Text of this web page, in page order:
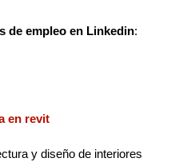
de empleo en Linkedin:
en revit
y diseño de interiores